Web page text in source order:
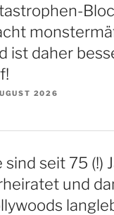
ist daher
2026
sind seit 75 (!)
und